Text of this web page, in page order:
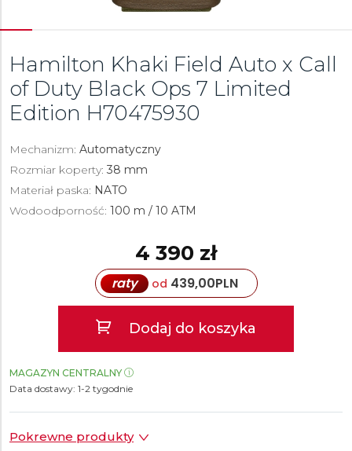
Hamilton Khaki Field Auto x Call
of Duty Black Ops 7 Limited
Edition H70475930
Mechanizm: Automatyczny
Rozmiar koperty: 38 mm
Materiał paska: NATO
Wodoodporność: 100 m / 10 ATM
4 390 zł
raty od 439,00PLN
Dodaj do koszyka
MAGAZYN CENTRALNY
Data dostawy: 1-2 tygodnie
Pokrewne produkty